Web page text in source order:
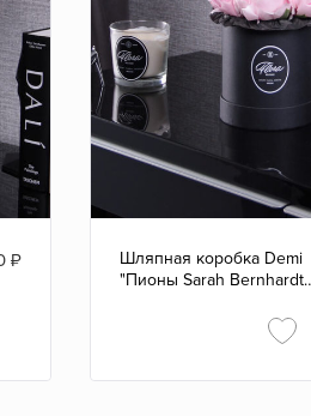
₽
Шляпная коробка Demi
"Пионы Sarah Bernhardt"